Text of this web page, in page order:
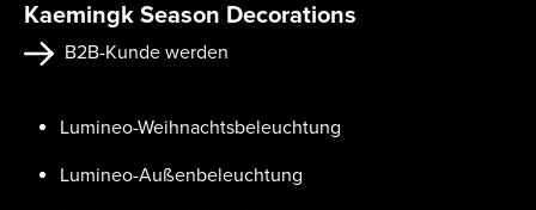
Kaemingk Season Decorations
B2B-Kunde werden
Lumineo-Weihnachtsbeleuchtung
Lumineo-Außenbeleuchtung